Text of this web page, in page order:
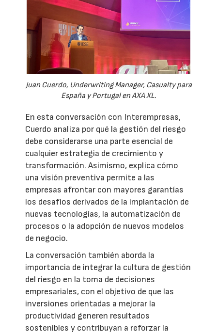
Juan Cuerdo, Underwriting Manager, Casualty para
España y Portugal en AXA XL.
En esta conversación con Interempresas,
Cuerdo analiza por qué la gestión del riesgo
debe considerarse una parte esencial de
cualquier estrategia de crecimiento y
transformación. Asimismo, explica cómo
una visión preventiva permite a las
empresas afrontar con mayores garantías
los desafíos derivados de la implantación de
nuevas tecnologías, la automatización de
procesos o la adopción de nuevos modelos
de negocio.
La conversación también aborda la
importancia de integrar la cultura de gestión
del riesgo en la toma de decisiones
empresariales, con el objetivo de que las
inversiones orientadas a mejorar la
productividad generen resultados
sostenibles y contribuyan a reforzar la